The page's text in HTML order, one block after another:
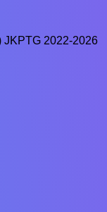
JKPTG 2022-2026